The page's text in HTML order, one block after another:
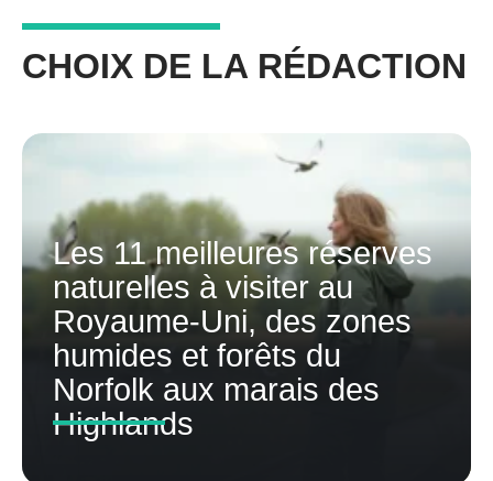
CHOIX DE LA RÉDACTION
Les 11 meilleures réserves
naturelles à visiter au
Royaume-Uni, des zones
humides et forêts du
Norfolk aux marais des
Highlands